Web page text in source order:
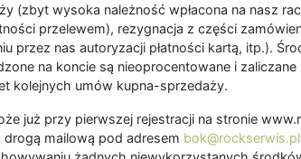
(zbyt wysoka należność wpłacona na nasz
przelewem), rezygnacja z części
przez nas autoryzacji płatności kartą, itp.).
na koncie są nieoprocentowane i
kolejnych umów kupna-sprzedaży.
już przy pierwszej rejestracji na stronie
drogą mailową pod adresem bok@rockserwis.pl